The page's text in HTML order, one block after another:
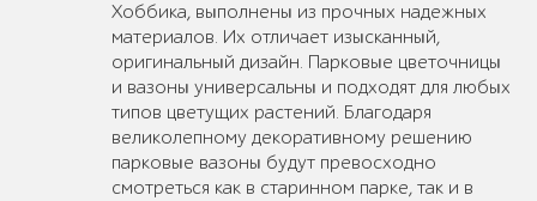
Хоббика, выполнены из прочных надежных
материалов. Их отличает изысканный,
оригинальный дизайн. Парковые цветочницы
и вазоны универсальны и подходят для любых
типов цветущих растений. Благодаря
великолепному декоративному решению
парковые вазоны будут превосходно
смотреться как в старинном парке, так и в